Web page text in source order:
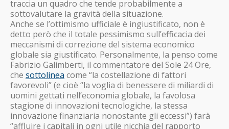
traccia un quadro che tende probabilmente a
sottovalutare la gravità della situazione.
Anche se l’ottimismo ufficiale è ingiustificato, non è
detto però che il totale pessimismo sull’efficacia dei
meccanismi di correzione del sistema economico
globale sia giustificato. Personalmente, la penso come
Fabrizio Galimberti, il commentatore del Sole 24 Ore,
che sottolinea come “la costellazione di fattori
favorevoli” (e cioè “la voglia di benessere di miliardi di
uomini gettati nell’economia globale, la favolosa
stagione di innovazioni tecnologiche, la stessa
innovazione finanziaria nonostante gli eccessi”) farà
“affluire i capitali in ogni utile nicchia del rapporto